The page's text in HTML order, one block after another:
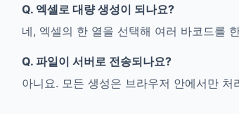
Q. 엑셀로 대량 생성이 되나요?
네, 엑셀의 한 열을 선택해 여러 바코드를
Q. 파일이 서버로 전송되나요?
아니요. 모든 생성은 브라우저 안에서만 처